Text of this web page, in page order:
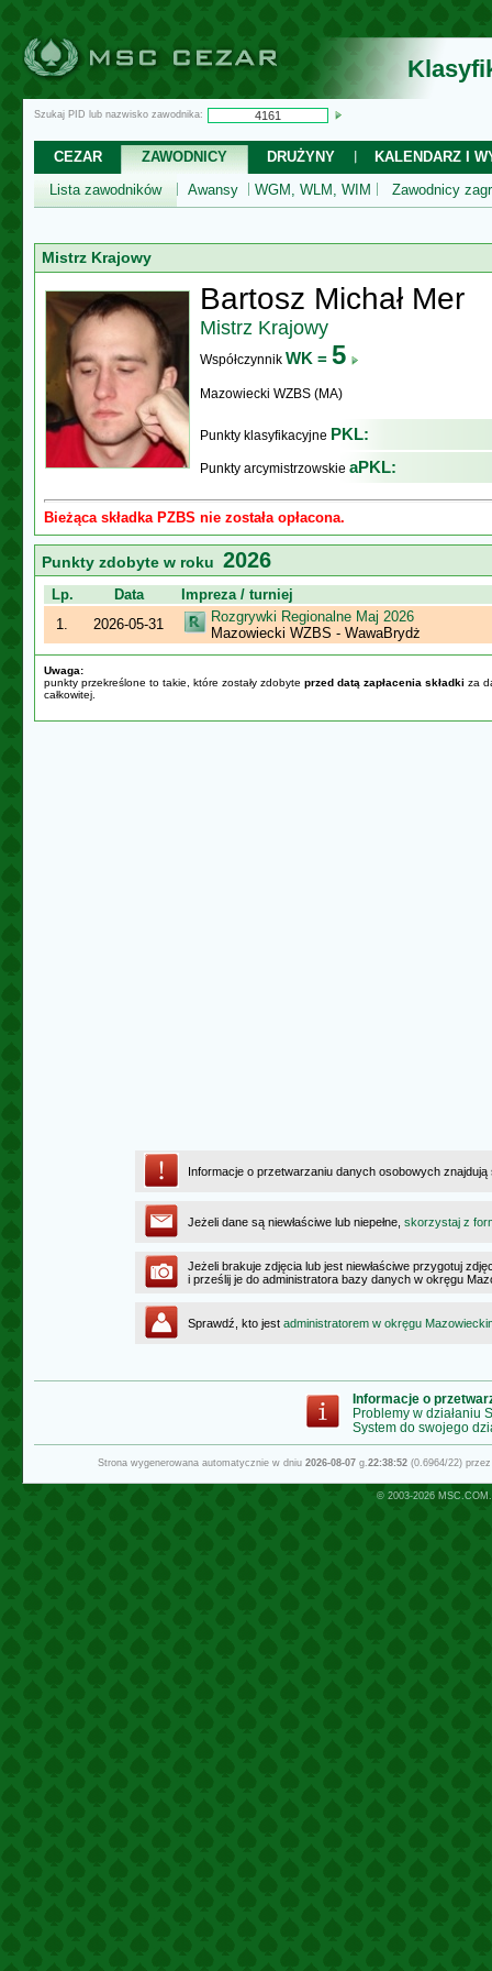
Szukaj PID lub nazwisko zawodnika:
CEZAR ZAWODNICY DRUŻYNY
KALENDARZ I
Lista zawodników
Awansy WGM, WLM, WIM Zawodnicy
Mistrz Krajowy
Bartosz Michał Mer
Mistrz Krajowy
Współczynnik WK = 5
Mazowiecki WZBS (MA)
Punkty klasyfikacyjne PKL:
Punkty arcymistrzowskie aPKL:
Bieżąca składka PZBS nie została opłacona.
Punkty zdobyte w roku 2026
Lp. Data
Impreza / turniej
1.
2026-05-31
Rozgrywki Regionalne Maj 2026
Mazowiecki WZBS - WawaBrydż
Uwaga:
punkty przekreślone to takie, które zostały zdobyte przed datą zapłacenia składki za
całkowitej.
Informacje o przetwarzaniu danych osobowych
Jeżeli dane są niewłaściwe lub niepełne, skorzystaj z
Jeżeli brakuje zdjęcia lub jest niewłaściwe przygotuj
i prześlij je do administratora bazy danych w okręgu
Sprawdź, kto jest administratorem w okręgu
Informacje o
Problemy w działaniu
System do swojego
Strona wygenerowana automatycznie w dniu 2026-08-07g.22:38:52(0.6964/22)
© 2003-2026